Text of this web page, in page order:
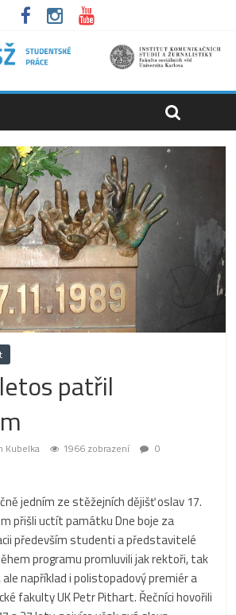
patřil
Kubelka 1966 zobrazení
0
jedním ze stěžejních dějišť oslav 17.
přišli uctít památku Dne boje za
především studenti a představitelé
programu promluvili jak rektoři, tak
například i polistopadový premiér a
fakulty UK Petr Pithart. Řečníci hovořili